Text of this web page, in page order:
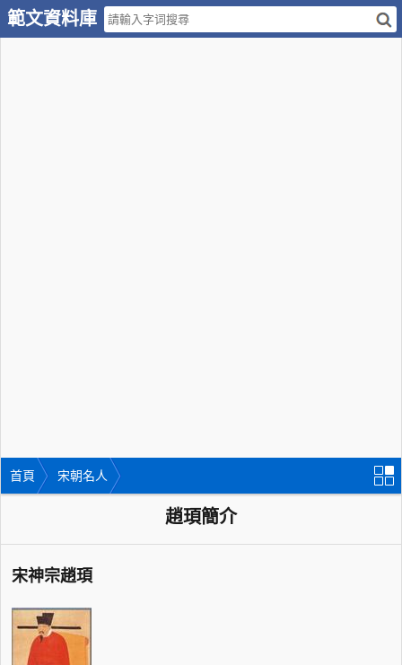
範文資料庫
首頁 宋朝名人
趙頊簡介
宋神宗趙頊